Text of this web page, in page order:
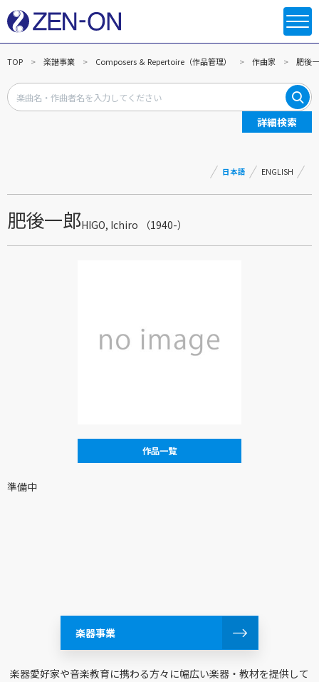
TOP 楽譜事業 Composers ＆ Repertoire（作品管理） 作曲家 肥後
詳細検索
日本語 ENGLISH
肥後一郎HIGO, Ichiro （1940-）
作品一覧
準備中
楽器事業
楽器愛好家や音楽教育に携わる方々に幅広い楽器・教材を提供して